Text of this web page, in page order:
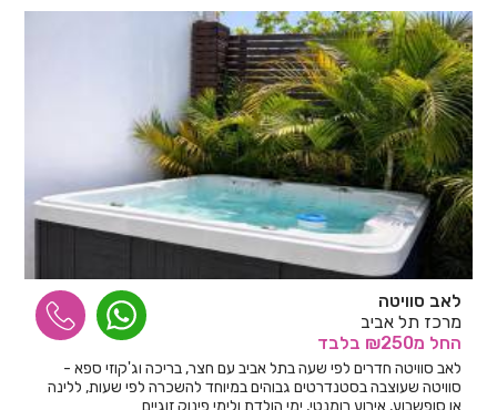
לאב סוויטה
מרכז תל אביב
החל מ₪250 בלבד
לאב סוויטה חדרים לפי שעה בתל אביב עם חצר, בריכה וג'קוזי ספא -
סוויטה שעוצבה בסטנדרטים גבוהים במיוחד להשכרה לפי שעות, ללינה
או סופשבוע, אירוע רומנטי, ימי הולדת ולימי פינוק זוגיים